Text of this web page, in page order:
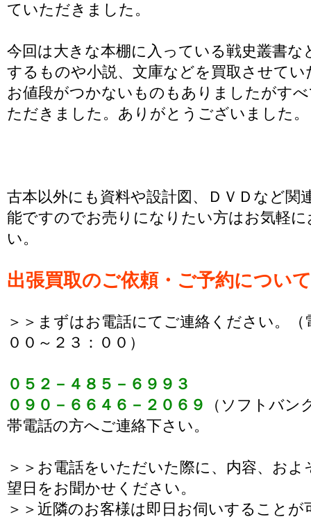
ていただきました。
今回は大きな本棚に入っている戦史叢書な
するものや小説、文庫などを買取させて
お値段がつかないものもありましたがす
ただきました。ありがとうございました。
古本以外にも資料や設計図、ＤＶＤなど関
能ですのでお売りになりたい方はお気軽
い。
出張買取のご依頼・ご予約について
＞＞まずはお電話にてご連絡ください。
００～２３：００）
０５２－４８５－６９９３
０９０－６６４６－２０６９
（ソフトバン
帯電話の方へご連絡下さい。
＞＞お電話をいただいた際に、内容、およ
望日をお聞かせください。
＞＞近隣のお客様は即日お伺いすること